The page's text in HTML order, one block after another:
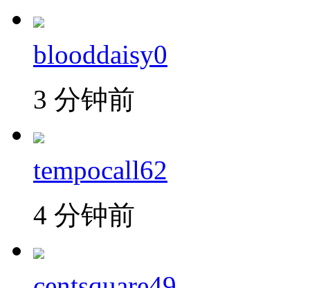
blooddaisy0
3 分钟前
tempocall62
4 分钟前